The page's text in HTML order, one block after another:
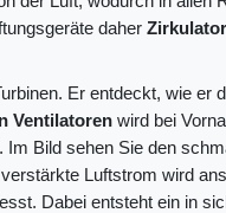
daher
Er entdeckt, wie er
Ventilatoren wird bei
Bild sehen Sie den
Luftstrom wird
Dabei entsteht ein in